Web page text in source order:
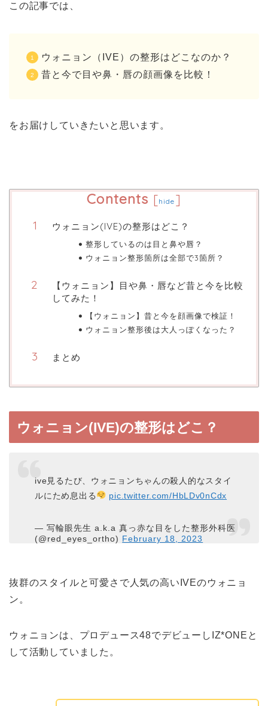
この記事では、
ウォニョン（IVE）の整形はどこなのか？
昔と今で目や鼻・唇の顔画像を比較！
をお届けしていきたいと思います。
Contents [hide ]
ウォニョン(IVE)の整形はどこ？
整形しているのは目と鼻や唇？
ウォニョン整形箇所は全部で3箇所？
【ウォニョン】目や鼻・唇など昔と今を比較
してみた！
【ウォニョン】昔と今を顔画像で検証！
ウォニョン整形後は大人っぽくなった？
まとめ
ウォニョン(IVE)の整形はどこ？
ive見るたび、ウォニョンちゃんの殺人的なスタイ
ルにため息出る
pic.twitter.com/HbLDv0nCdx
— 写輪眼先生 a.k.a 真っ赤な目をした整形外科医
(@red_eyes_ortho) February 18, 2023
抜群のスタイルと可愛さで人気の高いIVEのウォニョ
ン。
ウォニョンは、プロデュース48でデビューしIZ*ONEと
して活動していました。